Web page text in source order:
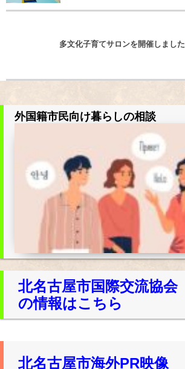
多文化子育てサロンを開催しました
外国籍市民向け暮らしの相談
北名古屋市国際交流協会
の情報はこちら
北名古屋市海外PR映像